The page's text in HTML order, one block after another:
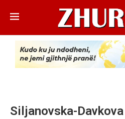
Siljanovska-